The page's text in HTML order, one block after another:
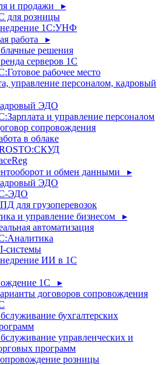
и продажи ▸
для розницы
1С:УНФ
работа ▸
решения
серверов 1С
рабочее место
управление персоналом, кадровый
ЭДО
и управление персоналом
сопровождения
в облаке
и обмен данными ▸
ЭДО
ЭДО
для грузоперевозок
и управление бизнесом ▸
автоматизация
системы
ИИ в 1С
1С ▸
договоров сопровождения
бухгалтерских
управленческих и
программ
розницы